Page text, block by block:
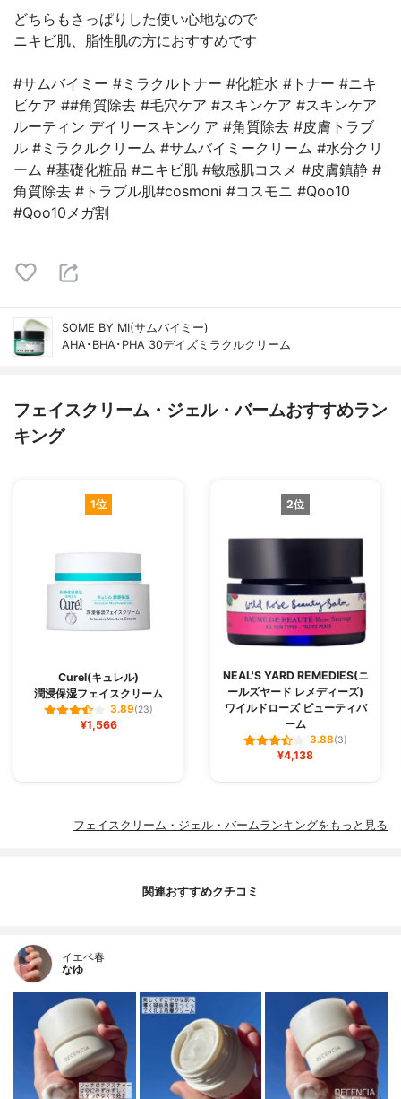
どちらもさっぱりした使い心地なので
ニキビ肌、脂性肌の方におすすめです
#サムバイミー #ミラクルトナー #化粧⽔ #トナー #ニキ
ビケア ##角質除去 #毛穴ケア #スキンケア #スキンケア
ルーティン デイリースキンケア #⾓質除去 #⽪膚トラブ
ル #ミラクルクリーム #サムバイミークリーム #⽔分クリ
ーム #基礎化粧品 #ニキビ肌 #敏感肌コスメ #⽪膚鎮静 #
⾓質除去 #トラブル肌#cosmoni #コスモニ #Qoo10
#Qoo10メガ割
SOME BY MI(サムバイミー)
AHA･BHA･PHA 30デイズミラクルクリーム
フェイスクリーム・ジェル・バームおすすめラン
キング
1位
Curel(キュレル)
潤浸保湿フェイスクリーム
3.89(23)
¥1,566
2位
NEAL'S YARD REMEDIES(ニ
ールズヤード レメディーズ)
ワイルドローズ ビューティバ
ーム
3.88(3)
¥4,138
フェイスクリーム・ジェル・バームランキングをもっと見る
関連おすすめクチコミ
イエベ春
なゆ